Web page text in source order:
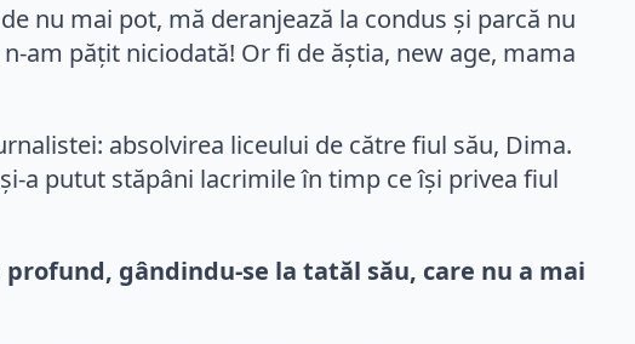
nu mai pot, mă deranjează la condus și parcă nu
am pățit niciodată! Or fi de ăștia, new age, mama
absolvirea liceului de către fiul său, Dima.
a putut stăpâni lacrimile în timp ce își privea fiul
gândindu-se la tatăl său, care nu a mai